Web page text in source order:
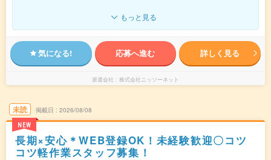
もっと見る
気になる! 応募へ進む 詳しく見る
派遣会社 株式会社ニッソーネット
未読
NEW
掲載日 2026/08/08
長期×安心＊WEB登録OK！未経験歓迎〇コツ
コツ軽作業スタッフ募集！